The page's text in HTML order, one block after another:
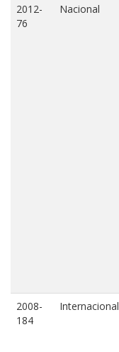
2012-
76
Nacional
2008-
184
Internacional